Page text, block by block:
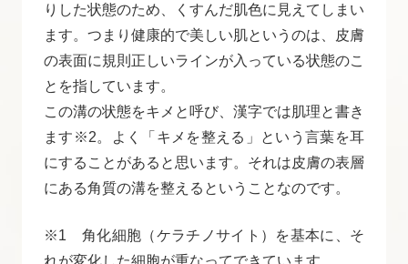
りした状態のため、くすんだ肌色に見えてしまい
ます。つまり健康的で美しい肌というのは、皮膚
の表面に規則正しいラインが入っている状態のこ
とを指しています。
この溝の状態をキメと呼び、漢字では肌理と書き
ます※2。よく「キメを整える」という言葉を耳
にすることがあると思います。それは皮膚の表層
にある角質の溝を整えるということなのです。
※1 角化細胞（ケラチノサイト）を基本に、そ
れが変化した細胞が重なってできています。